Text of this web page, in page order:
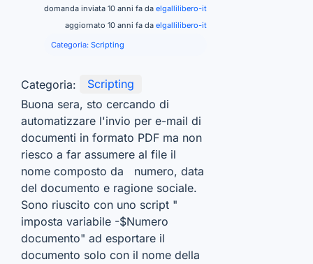
domanda inviata 10 anni fa da elgallilibero-it
aggiornato 10 anni fa da elgallilibero-it
Categoria: Scripting
Categoria:
Scripting
Buona sera, sto cercando di
automatizzare l'invio per e-mail di
documenti in formato PDF ma non
riesco a far assumere al file il
nome composto da numero, data
del documento e ragione sociale.
Sono riuscito con uno script "
imposta variabile -$Numero
documento" ad esportare il
documento solo con il nome della